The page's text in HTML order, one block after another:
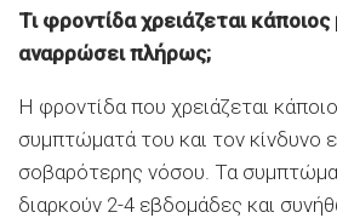
Τι φροντίδα χρειάζεται
αναρρώσει πλήρως;
Η φροντίδα που χρειάζεται
συμπτώματά του και τον κίνδυνο
σοβαρότερης νόσου. Τα
διαρκούν 2-4 εβδομάδες και